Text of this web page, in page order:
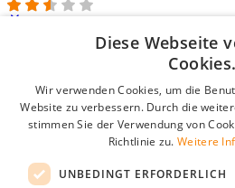
Login für Unternehmen
E-Mail*
Passwort
Angemeldet bleiben
Passwort vergessen?
Diese Webseite
Cookies.
Wir verwenden Cookies, um die
Website zu verbessern. Durch die
stimmen Sie der Verwendung von
Richtlinie zu. Weitere
UNBEDINGT ERFORDERLICH